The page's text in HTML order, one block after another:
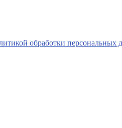
обработки персональных